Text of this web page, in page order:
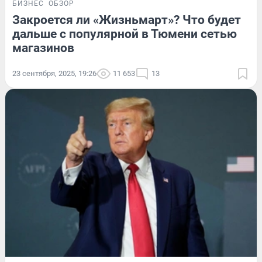
БИЗНЕС ОБЗОР
Закроется ли «Жизньмарт»? Что будет
дальше с популярной в Тюмени сетью
магазинов
23 сентября, 2025, 19:26 11 653 13